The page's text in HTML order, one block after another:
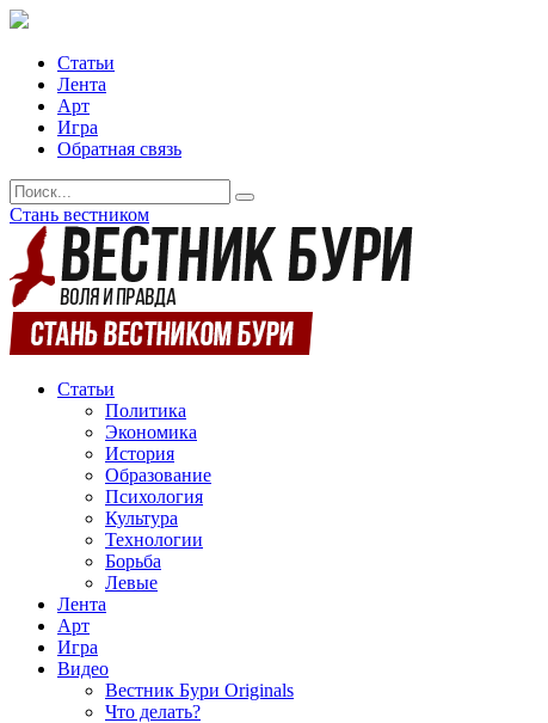
Статьи
Лента
Арт
Игра
Обратная связь
Стань вестником
Статьи
Политика
Экономика
История
Образование
Психология
Культура
Технологии
Борьба
Левые
Лента
Арт
Игра
Видео
Вестник Бури Originals
Что делать?